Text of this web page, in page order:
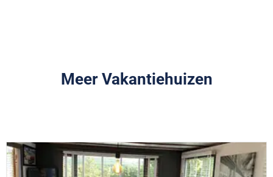
Meer Vakantiehuizen